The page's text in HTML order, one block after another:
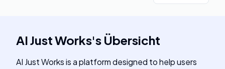
AI Just Works's Übersicht
AI Just Works is a platform designed to help users